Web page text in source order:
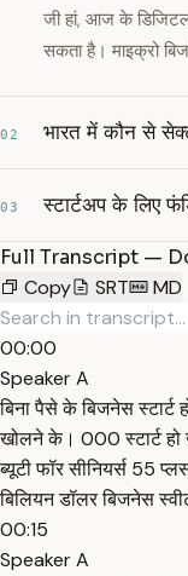
जी हां, आज के
सकता है। माइक्रो
02 भारत में कौन से
03 स्टार्टअप के लिए
Full Transcript —
Copy
SRT MD
00:00
Speaker A
बिना पैसे के बिजनेस स्टार्ट
खोलने के। 000 स्टार्ट हो
ब्यूटी फॉर सीनियर्स 55
बिलियन डॉलर बिजनेस
00:15
Speaker A